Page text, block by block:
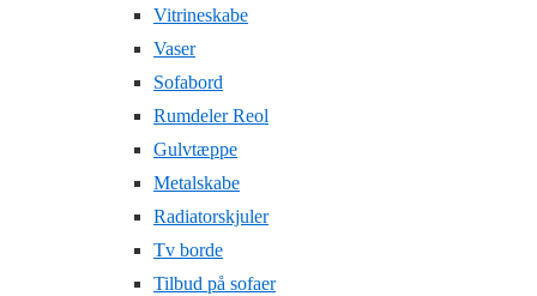
Vitrineskabe
Vaser
Sofabord
Rumdeler Reol
Gulvtæppe
Metalskabe
Radiatorskjuler
Tv borde
Tilbud på sofaer